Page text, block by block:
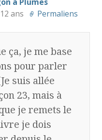
ans
Permaliens
ça, je me base
pour parler
suis allée
23, mais à
je remets le
je dois